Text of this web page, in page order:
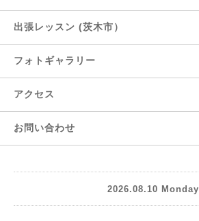
出張レッスン (茨木市）
フォトギャラリー
アクセス
お問い合わせ
2026.08.10 Monday